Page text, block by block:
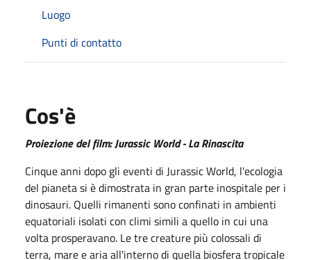
Luogo
Punti di contatto
Cos'è
Proiezione del film: Jurassic World - La Rinascita
Cinque anni dopo gli eventi di Jurassic World, l'ecologia
del pianeta si è dimostrata in gran parte inospitale per i
dinosauri. Quelli rimanenti sono confinati in ambienti
equatoriali isolati con climi simili a quello in cui una
volta prosperavano. Le tre creature più colossali di
terra, mare e aria all'interno di quella biosfera tropicale